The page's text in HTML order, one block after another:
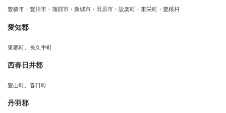
豊橋市・豊川市・蒲郡市・新城市・田原市・設楽町・東栄町・豊根村
愛知郡
東郷町、長久手町
西春日井郡
豊山町、春日町
丹羽郡